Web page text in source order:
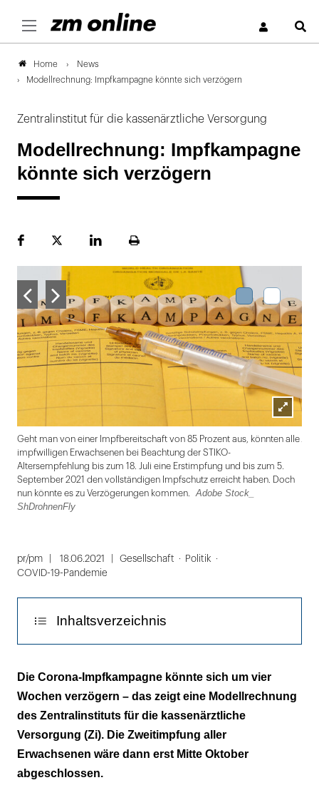
Home
News
Modellrechnung: Impfkampagne könnte sich verzögern
Zentralinstitut für die kassenärztliche Versorgung
Modellrechnung: Impfkampagne
könnte sich verzögern
FacebookPlattformLinekdInSeite
Lightbox
öffnen
Geht man von einer Impfbereitschaft von 85 Prozent aus, könnten alle
impfwilligen Erwachsenen bei Beachtung der STIKO-
Altersempfehlung bis zum 18. Juli eine Erstimpfung und bis zum 5.
September 2021 den vollständigen Impfschutz erreicht haben. Doch
nun könnte es zu Verzögerungen kommen.
Adobe Stock_
ShDrohnenFly
1
von
2
pr/pm 18.06.2021 Gesellschaft
Politik
COVID-19-Pandemie
Inhaltsverzeichnis
Berechnungen mit und ohne STIKO-
Empfehlung
Lieferverzögerung führt zur Warteschlange
Die Corona-Impfkampagne könnte sich um vier
Wochen verzögern – das zeigt eine Modellrechnung
des Zentralinstituts für die kassenärztliche
Versorgung (Zi). Die Zweitimpfung aller
Erwachsenen wäre dann erst Mitte Oktober
abgeschlossen.